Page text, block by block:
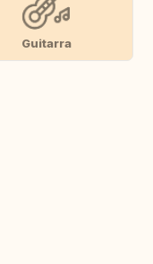
Guitarra